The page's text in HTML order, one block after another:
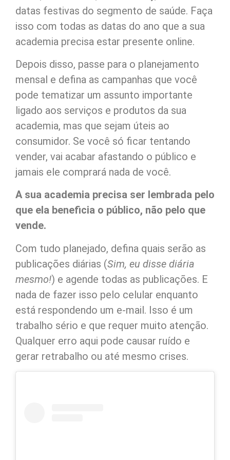
datas festivas do segmento de saúde. Faça
isso com todas as datas do ano que a sua
academia precisa estar presente online.
Depois disso, passe para o planejamento
mensal e defina as campanhas que você
pode tematizar um assunto importante
ligado aos serviços e produtos da sua
academia, mas que sejam úteis ao
consumidor. Se você só ficar tentando
vender, vai acabar afastando o público e
jamais ele comprará nada de você.
A sua academia precisa ser lembrada pelo
que ela beneficia o público, não pelo que
vende.
Com tudo planejado, defina quais serão as
publicações diárias (Sim, eu disse diária
mesmo!) e agende todas as publicações. E
nada de fazer isso pelo celular enquanto
está respondendo um e-mail. Isso é um
trabalho sério e que requer muito atenção.
Qualquer erro aqui pode causar ruído e
gerar retrabalho ou até mesmo crises.